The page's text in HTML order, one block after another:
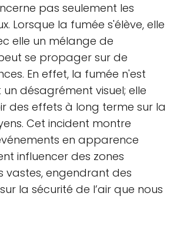
pas seulement les
Lorsque la fumée s'élève, elle
elle un mélange de
se propager sur de
En effet, la fumée n'est
désagrément visuel; elle
des effets à long terme sur la
Cet incident montre
en apparence
influencer des zones
vastes, engendrant des
la sécurité de l’air que nous